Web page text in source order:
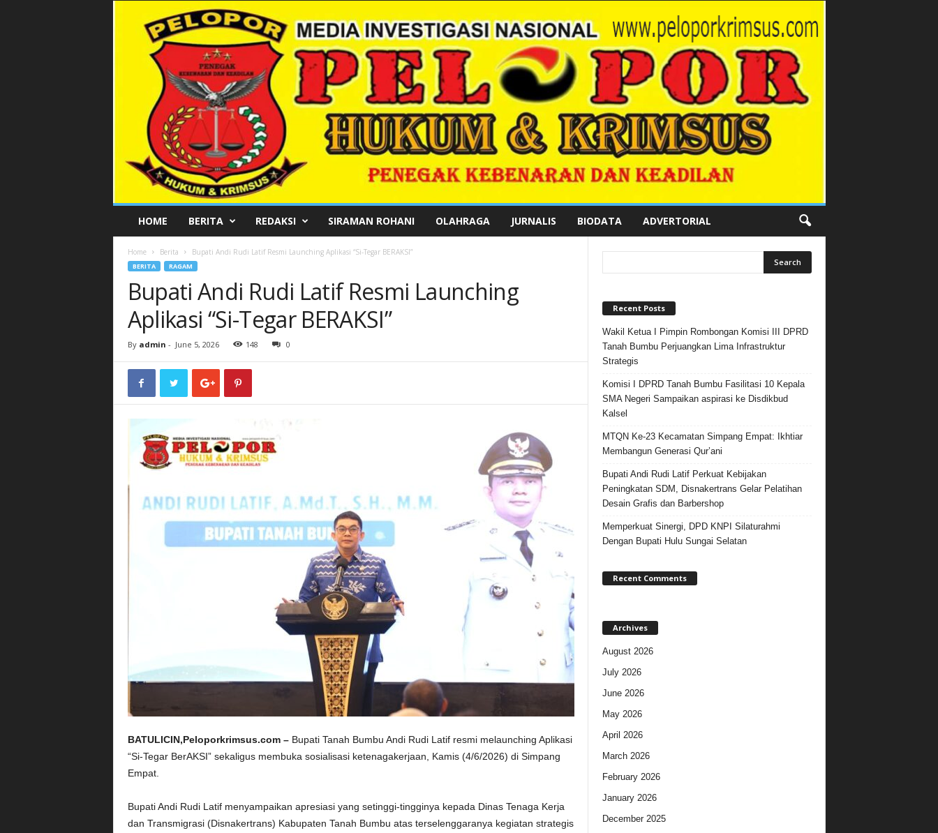
L
HOME BERITA REDAKSI SIRAMAN ROHANI OLAHRAGA JURNALIS BIODATA ADVERTORIAL
Home Berita Bupati Andi Rudi Latif Resmi Launching Aplikasi “Si-Tegar BERAKSI”
BERITA RAGAM
Bupati Andi Rudi Latif Resmi Launching
Aplikasi “Si-Tegar BERAKSI”
By admin - June 5, 2026 148 0
BATULICIN,Peloporkrimsus.com – Bupati Tanah Bumbu Andi Rudi Latif resmi melaunching Aplikasi
“Si-Tegar BerAKSI” sekaligus membuka sosialisasi ketenagakerjaan, Kamis (4/6/2026) di Simpang
Empat.
Bupati Andi Rudi Latif menyampaikan apresiasi yang setinggi-tingginya kepada Dinas Tenaga Kerja
dan Transmigrasi (Disnakertrans) Kabupaten Tanah Bumbu atas terselenggaranya kegiatan strategis
Recent Posts
Wakil Ketua I Pimpin Rombongan Komisi III DPRD
Tanah Bumbu Perjuangkan Lima Infrastruktur
Strategis
Komisi I DPRD Tanah Bumbu Fasilitasi 10 Kepala
SMA Negeri Sampaikan aspirasi ke Disdikbud
Kalsel
MTQN Ke-23 Kecamatan Simpang Empat: Ikhtiar
Membangun Generasi Qur’ani
Bupati Andi Rudi Latif Perkuat Kebijakan
Peningkatan SDM, Disnakertrans Gelar Pelatihan
Desain Grafis dan Barbershop
Memperkuat Sinergi, DPD KNPI Silaturahmi
Dengan Bupati Hulu Sungai Selatan
Recent Comments
Archives
August 2026
July 2026
June 2026
May 2026
April 2026
March 2026
February 2026
January 2026
December 2025